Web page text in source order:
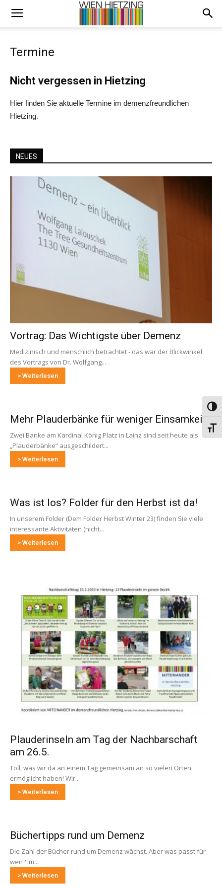
Termine
Nicht vergessen in Hietzing
Hier finden Sie aktuelle Termine im demenzfreundlichen
Hietzing.
NEUES
Vortrag: Das Wichtigste über Demenz
Medizinisch und menschlich betrachtet - das war der Blickwinkel
des Vortrags von Dr. Wolfgang...
> Weiterlesen
Mehr Plauderbänke für weniger Einsamkeit
Zwei Bänke am Kardinal König Platz in Lainz sind seit heute als
„Plauderbänke“ ausgeschildert...
> Weiterlesen
Was ist los? Folder für den Herbst ist da!
In unserem Folder (Dem Folder Herbst Winter 23) finden Sie viele
interessante Aktivitäten (nicht...
> Weiterlesen
Plauderinseln am Tag der Nachbarschaft
am 26.5.
Toll, was wir da an einem Tag gemeinsam an so vielen Orten
ermöglicht haben! Wir...
> Weiterlesen
Büchertipps rund um Demenz
Die Zahl der Bücher rund um Demenz wächst. Aber was passt für
wen? Im...
> Weiterlesen